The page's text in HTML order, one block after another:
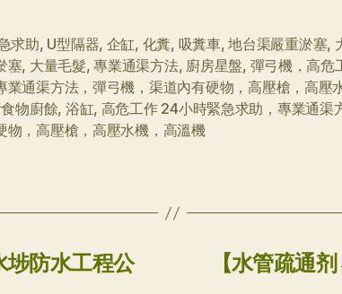
求助, U型隔器, 企缸, 化糞, 吸糞車,地台渠嚴重淤塞,
塞, 大量毛髮,專業通渠方法, 廚房星盤, 彈弓機，高危
業通渠方法，彈弓機，渠道內有硬物，高壓槍，高壓
物廚餘, 浴缸, 高危工作 24小時緊急求助，專業通渠
物，高壓槍，高壓水機，高溫機
埗防水工程公
【水管疏通